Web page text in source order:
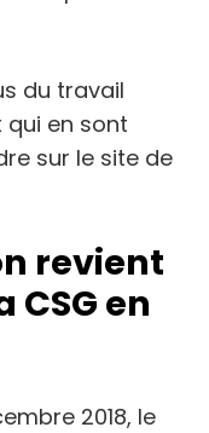
du travail
qui en sont
sur le site de
revient
CSG en
2018, le